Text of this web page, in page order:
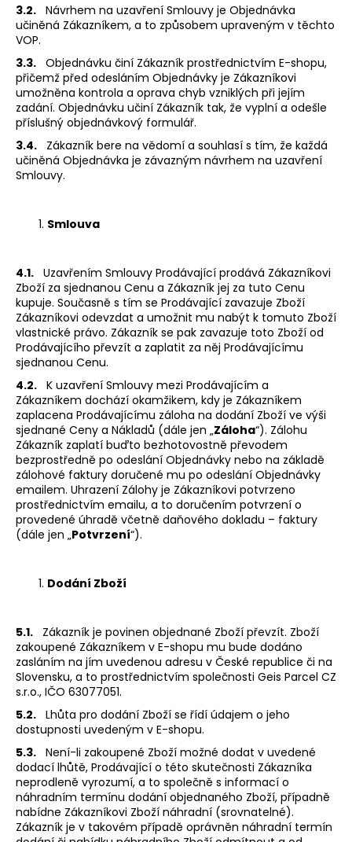
3.2. Návrhem na uzavření Smlouvy je Objednávka
učiněná Zákazníkem, a to způsobem upraveným v těchto
VOP.
3.3. Objednávku činí Zákazník prostřednictvím E-shopu,
přičemž před odesláním Objednávky je Zákazníkovi
umožněna kontrola a oprava chyb vzniklých při jejím
zadání. Objednávku učiní Zákazník tak, že vyplní a odešle
příslušný objednávkový formulář.
3.4. Zákazník bere na vědomí a souhlasí s tím, že každá
učiněná Objednávka je závazným návrhem na uzavření
Smlouvy.
Smlouva
4.1. Uzavřením Smlouvy Prodávající prodává Zákazníkovi
Zboží za sjednanou Cenu a Zákazník jej za tuto Cenu
kupuje. Současně s tím se Prodávající zavazuje Zboží
Zákazníkovi odevzdat a umožnit mu nabýt k tomuto Zboží
vlastnické právo. Zákazník se pak zavazuje toto Zboží od
Prodávajícího převzít a zaplatit za něj Prodávajícímu
sjednanou Cenu.
4.2. K uzavření Smlouvy mezi Prodávajícím a
Zákazníkem dochází okamžikem, kdy je Zákazníkem
zaplacena Prodávajícímu záloha na dodání Zboží ve výši
sjednané Ceny a Nákladů (dále jen „Záloha“). Zálohu
Zákazník zaplatí buďto bezhotovostně převodem
bezprostředně po odeslání Objednávky nebo na základě
zálohové faktury doručené mu po odeslání Objednávky
emailem. Uhrazení Zálohy je Zákazníkovi potvrzeno
prostřednictvím emailu, a to doručením potvrzení o
provedené úhradě včetně daňového dokladu – faktury
(dále jen „Potvrzení“).
Dodání Zboží
5.1. Zákazník je povinen objednané Zboží převzít. Zboží
zakoupené Zákazníkem v E-shopu mu bude dodáno
zasláním na jím uvedenou adresu v České republice či na
Slovensku, a to prostřednictvím společnosti Geis Parcel CZ
s.r.o., IČO 63077051.
5.2. Lhůta pro dodání Zboží se řídí údajem o jeho
dostupnosti uvedeným v E-shopu.
5.3. Není-li zakoupené Zboží možné dodat v uvedené
dodací lhůtě, Prodávající o této skutečnosti Zákazníka
neprodleně vyrozumí, a to společně s informací o
náhradním termínu dodání objednaného Zboží, případně
nabídne Zákazníkovi Zboží náhradní (srovnatelné).
Zákazník je v takovém případě oprávněn náhradní termín